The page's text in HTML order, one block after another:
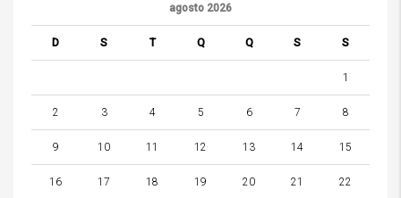
agosto 2026
D S T Q Q S S
1
2 3 4 5 6 7 8
9 10 11 12 13 14 15
16 17 18 19 20 21 22